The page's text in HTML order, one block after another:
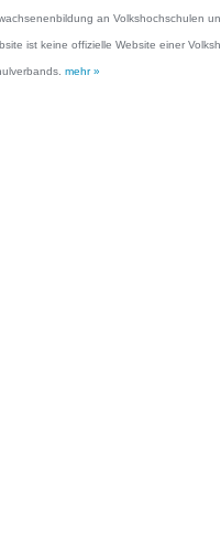
an Volkshochschulen
ist keine offizielle Website einer
mehr »